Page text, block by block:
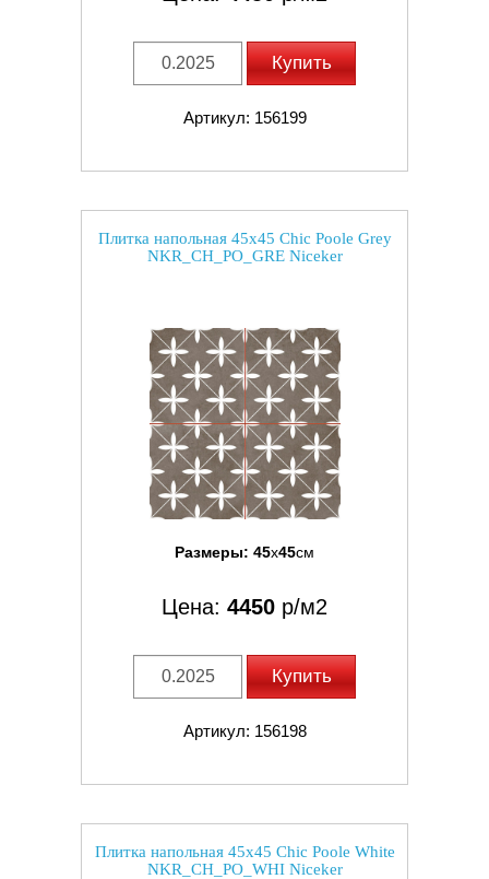
Купить
Артикул: 156199
Плитка напольная 45x45 Chic Poole Grey
NKR_CH_PO_GRE Niceker
Размеры: 45x45см
Цена: 4450 р/м2
Купить
Артикул: 156198
Плитка напольная 45x45 Chic Poole White
NKR_CH_PO_WHI Niceker